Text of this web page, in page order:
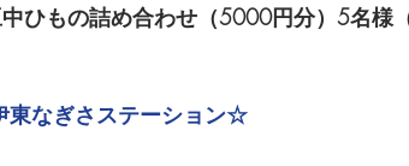
中ひもの詰め合わせ（5000円分）5名様
なぎさステーション☆